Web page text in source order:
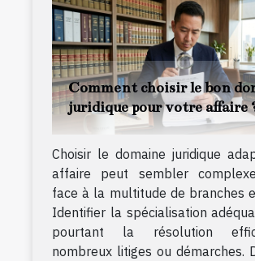
Comment choisir le bon
juridique pour votre affaire
Choisir le domaine juridique
affaire peut sembler
face à la multitude de branches
Identifier la spécialisation
pourtant la résolution
nombreux litiges ou démarches.